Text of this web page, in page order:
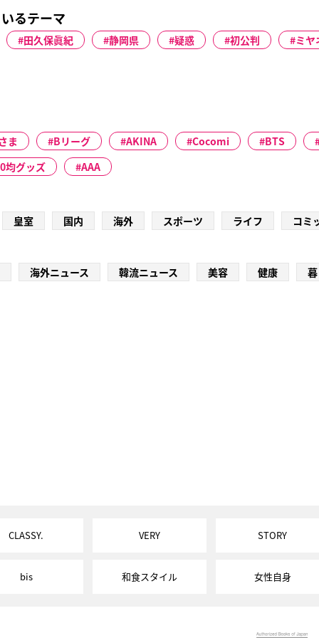
るテーマ
田久保眞紀 静岡県 疑惑 初公判 ミヤ
ま Bリーグ AKINA Cocomi
BTS
均グッズ
AAA
皇室 国内 海外 スポーツ ライフ コミ
海外ニュース 韓流ニュース 美容 健康
CLASSY. VERY STORY
bis 和食スタイル 女性自身